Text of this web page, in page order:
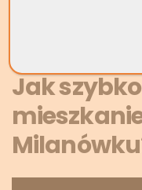
Jak